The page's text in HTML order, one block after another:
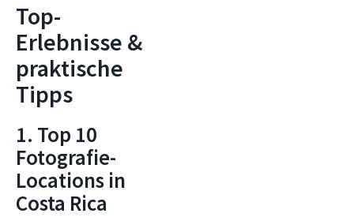
Top-
Erlebnisse &
praktische
Tipps
1. Top 10
Fotografie-
Locations in
Costa Rica